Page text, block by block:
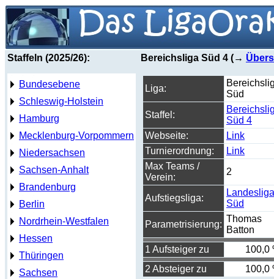
Staffeln (2025/26):
Bundesebene
Schleswig-Holstein
Hamburg
Mecklenburg-Vorpommern
Niedersachsen
Sachsen-Anhalt
Brandenburg
Berlin
Nordrhein-Westfalen
Hessen
Thüringen
Sachsen
Bereichsliga Süd 4 (→
Liga:
Süd
Staffel:
Süd 4
Webseite:
Link
Turnierordnung:
Link
Max Teams /
Verein:
2
Aufstiegsliga:
Landesliga
Süd
Parametrisierung:
Thomas
Batton
1 Aufsteiger zu
100,0
2 Absteiger zu
100,0